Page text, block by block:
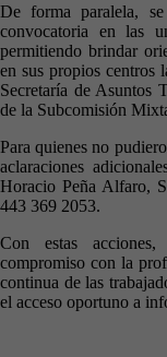
De forma paralela,
convocatoria en las
permitiendo brindar
en sus propios centros
Secretaría de Asuntos
de la Subcomisión
Para quienes no
aclaraciones
Horacio Peña Alfaro,
443 369 2053.
Con estas
compromiso con la
continua de las
el acceso oportuno a